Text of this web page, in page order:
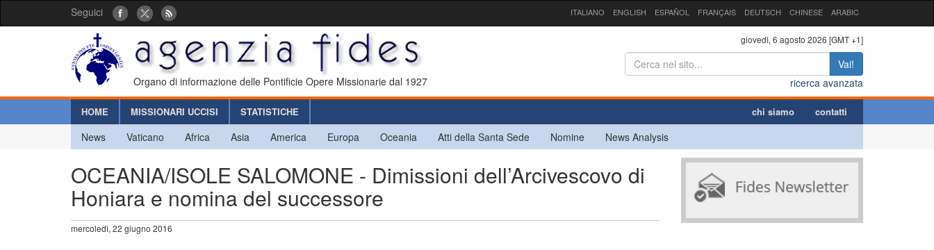
Seguici ITALIANO ENGLISH ESPAÑOL FRANÇAIS DEUTSCH CHINESE ARABIC
Organo di informazione delle Pontificie Opere Missionarie dal 1927
giovedì, 6 agosto 2026 [GMT +1]
Vai!
ricerca avanzata
HOME MISSIONARI UCCISI STATISTICHE chi siamo contatti
News Vaticano Africa Asia America Europa Oceania Atti della Santa Sede Nomine News Analysis
OCEANIA/ISOLE SALOMONE - Dimissioni dell’Arcivescovo di
Honiara e nomina del successore
mercoledì, 22 giugno 2016